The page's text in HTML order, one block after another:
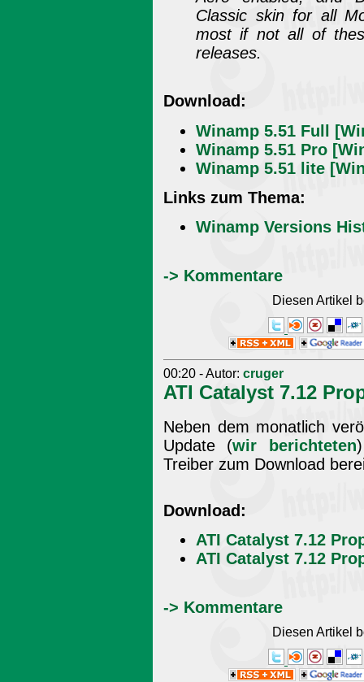
Classic skin for all
most if not all of
releases.
Download:
Winamp 5.51 Full
Winamp 5.51 Pro
Winamp 5.51 lite
Links zum Thema:
Winamp Versions
-> Kommentare
Diesen Artikel
00:20 - Autor: cruger
ATI Catalyst 7.12
Neben dem monatlich
Update (wir berichteten
Treiber zum Download
Download:
ATI Catalyst 7.12
ATI Catalyst 7.12
-> Kommentare
Diesen Artikel